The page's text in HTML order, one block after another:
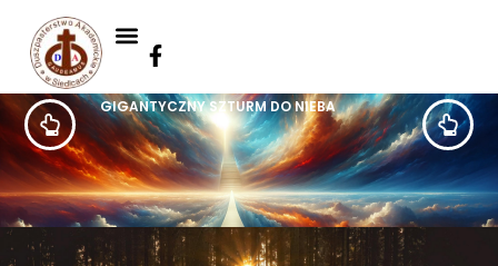
GIGANTYCZNY SZTURM DO NIEBA